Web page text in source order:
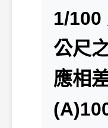
1/100
公尺
應相